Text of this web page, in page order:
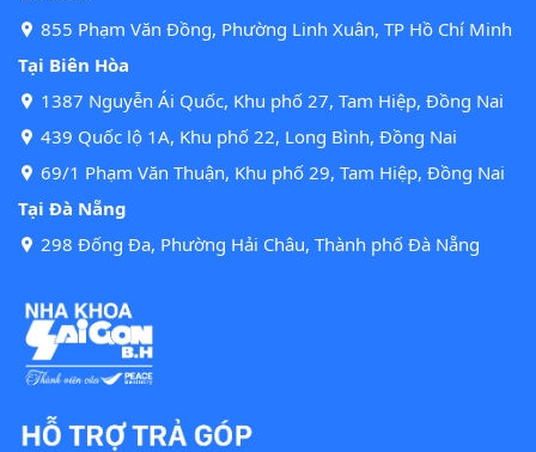
855 Phạm Văn Đồng, Phường Linh Xuân, TP Hồ Chí Minh
Tại Biên Hòa
1387 Nguyễn Ái Quốc, Khu phố 27, Tam Hiệp, Đồng Nai
439 Quốc lộ 1A, Khu phố 22, Long Bình, Đồng Nai
69/1 Phạm Văn Thuận, Khu phố 29, Tam Hiệp, Đồng Nai
Tại Đà Nẵng
298 Đống Đa, Phường Hải Châu, Thành phố Đà Nẵng